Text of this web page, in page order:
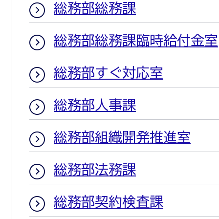
総務部総務課
総務部総務課臨時給付金室
総務部すぐ対応室
総務部人事課
総務部組織開発推進室
総務部法務課
総務部契約検査課